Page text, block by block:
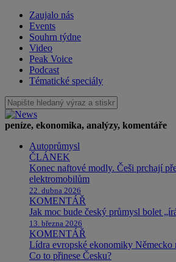
Zaujalo nás
Events
Souhrn týdne
Video
Peak Voice
Podcast
Tématické speciály
peníze, ekonomika, analýzy, komentáře
Autoprůmysl
ČLÁNEK
Konec naftové modly. Češi prchají
elektromobilům
22. dubna 2026
KOMENTÁŘ
Jak moc bude český průmysl bolet
13. března 2026
KOMENTÁŘ
Lídra evropské ekonomiky Německo
Co to přinese Česku?